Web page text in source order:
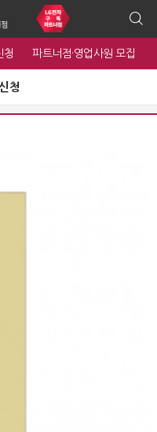
청 파트너점·영업사원 모집
청